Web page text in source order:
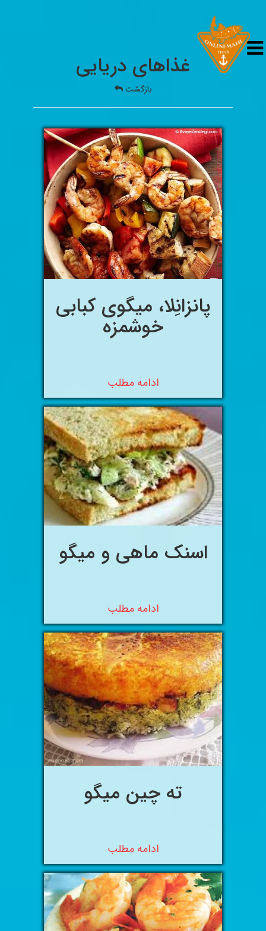
غذاهای دریایی
بازگشت
پانزانِلا، میگوی کبابی
خوشمزه
ادامه مطلب
اسنک ماهی و میگو
ادامه مطلب
ته چین میگو
ادامه مطلب